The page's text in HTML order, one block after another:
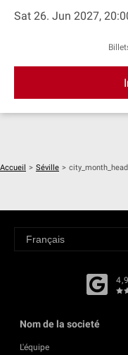
Sat 26. Jun 2027,
Accueil > Séville >
Nom de la societé
L'équipe